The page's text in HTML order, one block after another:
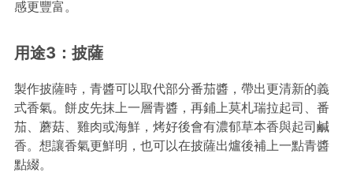
感更豐富。
用途3：披薩
製作披薩時，青醬可以取代部分番茄醬，帶出更清新的義
式香氣。餅皮先抹上一層青醬，再鋪上莫札瑞拉起司、番
茄、蘑菇、雞肉或海鮮，烤好後會有濃郁草本香與起司鹹
香。想讓香氣更鮮明，也可以在披薩出爐後補上一點青醬
點綴。